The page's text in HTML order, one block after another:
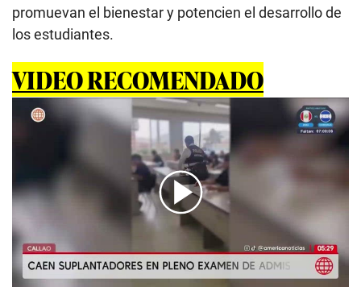
promuevan el bienestar y potencien el desarrollo de
los estudiantes.
VIDEO RECOMENDADO
00:00 / 01:46